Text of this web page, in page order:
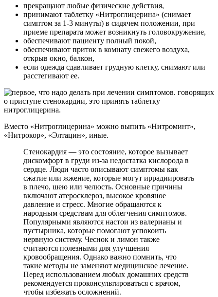
прекращают любые физические действия,
принимают таблетку «Нитроглицерина» (снимает
симптом за 1-3 минуты) в сидячем положении, при
приеме препарата может возникнуть головокружение,
обеспечивают пациенту полный покой,
обеспечивают приток в комнату свежего воздуха,
открыв окно, балкон,
если одежда сдавливает грудную клетку, снимают или
расстегивают ее.
Вместо «Нитроглицерина» можно выпить «Нитроминт»,
«Нитрокор», «Элтацин», иные.
Стенокардия — это состояние, которое вызывает
дискомфорт в груди из-за недостатка кислорода в
сердце. Люди часто описывают симптомы как
сжатие или жжение, которые могут иррадиировать
в плечо, шею или челюсть. Основные причины
включают атеросклероз, высокое кровяное
давление и стресс. Многие обращаются к
народным средствам для облегчения симптомов.
Популярными являются настои из валерианы и
пустырника, которые помогают успокоить
нервную систему. Чеснок и лимон также
считаются полезными для улучшения
кровообращения. Однако важно помнить, что
такие методы не заменяют медицинское лечение.
Перед использованием любых домашних средств
рекомендуется проконсультироваться с врачом,
чтобы избежать осложнений.